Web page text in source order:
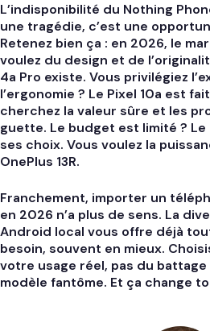
L’indisponibilité du Nothing
une tragédie, c’est une
Retenez bien ça : en 2026, le
voulez du design et de
4a Pro existe. Vous privilégiez
l’ergonomie ? Le Pixel 10a est
cherchez la valeur sûre et les
guette. Le budget est limité ? Le
ses choix. Vous voulez la
OnePlus 13R.
Franchement, importer un
en 2026 n’a plus de sens. La
Android local vous offre déjà
besoin, souvent en mieux.
votre usage réel, pas du battage
modèle fantôme. Et ça change